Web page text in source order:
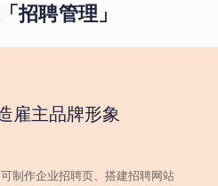
招聘管理」
雇主品牌形象
制作企业招聘页、搭建招聘网站